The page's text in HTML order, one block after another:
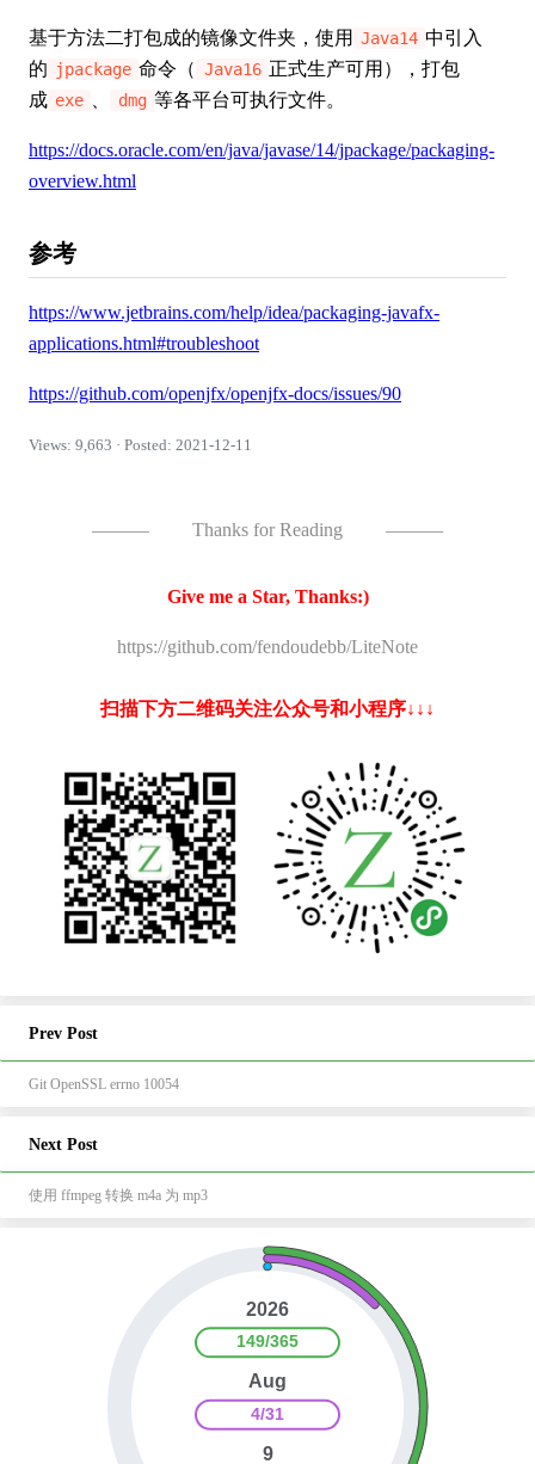
基于方法二打包成的镜像文件夹，使用 Java14 中引入
的 jpackage 命令（ Java16 正式生产可用），打包
成 exe dmg 等各平台可执行文件。
https://docs.oracle.com/en/java/javase/14/jpackage/packaging-
overview.html
参考
https://www.jetbrains.com/help/idea/packaging-javafx-
applications.html#troubleshoot
https://github.com/openjfx/openjfx-docs/issues/90
Views: 9,663 · Posted: 2021-12-11
——— Thanks for Reading ———
Give me a Star, Thanks:)
https://github.com/fendoudebb/LiteNote
扫描下方二维码关注公众号和小程序↓↓↓
Prev Post
Git OpenSSL errno 10054
Next Post
使用 ffmpeg 转换 m4a 为 mp3